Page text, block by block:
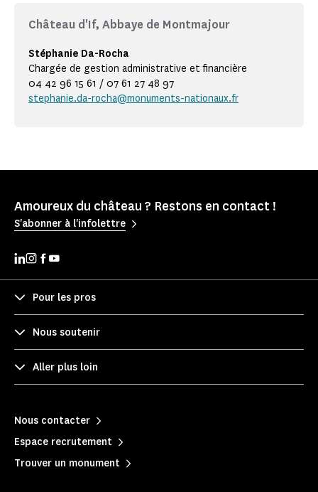
Château d'If, Abbaye de Montmajour
Stéphanie Da-Rocha
Chargée de gestion administrative et financière
04 42 96 15 61 / 07 61 27 48 97
stephanie.da-rocha@monuments-nationaux.fr
Amoureux du château ? Restons en contact !
S'abonner à l'infolettre
Pour les pros
Nous soutenir
Aller plus loin
Nous contacter
Espace recrutement
Trouver un monument